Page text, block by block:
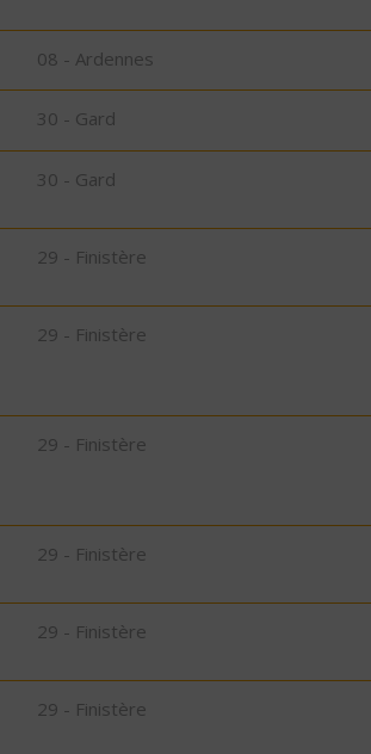
08 - Ardennes
30 - Gard
30 - Gard
29 - Finistère
29 - Finistère
29 - Finistère
29 - Finistère
29 - Finistère
29 - Finistère